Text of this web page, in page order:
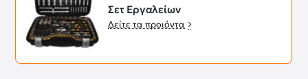
Σετ Εργαλείων
Δείτε τα προιόντα